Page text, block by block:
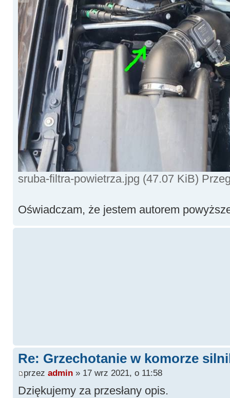
sruba-filtra-powietrza.jpg (47.07 KiB)
Oświadczam, że jestem autorem
Re: Grzechotanie w komorze
przez admin» 17 wrz 2021, o 11:58
Dziękujemy za przesłany opis.